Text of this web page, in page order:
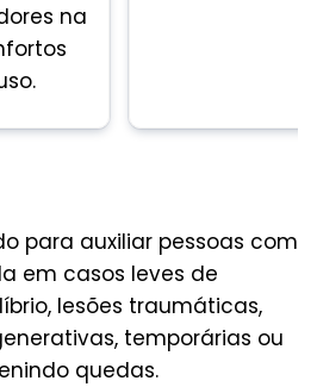
na
para auxiliar pessoas com
em casos leves de
lesões traumáticas,
temporárias ou
quedas.